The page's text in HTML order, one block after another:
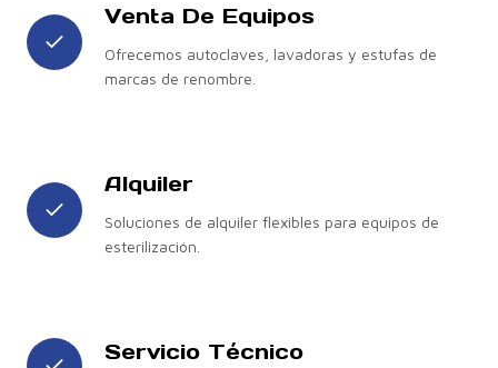
Venta De Equipos
Ofrecemos autoclaves, lavadoras y estufas de
marcas de renombre.
Alquiler
Soluciones de alquiler flexibles para equipos de
esterilización.
Servicio Técnico